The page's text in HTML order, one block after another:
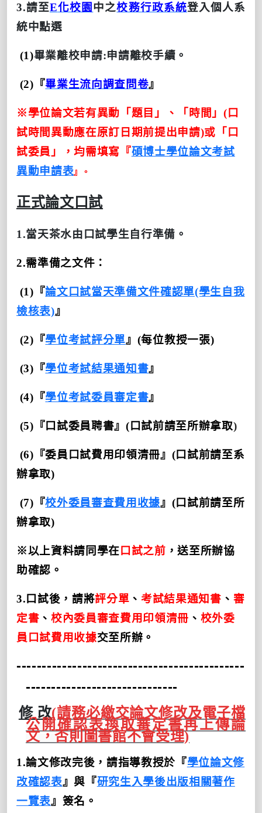
3.請至E化校園 中之校務行政系統登入個人系
統中點選
(1)畢業離校申請:申請離校手續。
(2) 『畢業生流向調查問卷』
※學位論文若有異動「題目」、「時間」(口
試時間異動應在原訂日期前提出申請)或「口
試委員」，均需填寫『碩博士學位論文考試
異動申請表 』。
正式論文口試
1.當天茶水由口試學生自行準備。
2.需準備之文件：
(1) 『論文口試當天準備文件確認單(學生自我
檢核表)』
(2) 『學位考試評分單』 (每位教授一張)
(3) 『學位考試結果通知書』
(4) 『學位考試委員審定書』
(5) 『口試委員聘書』(口試前請至所辦拿取)
(6) 『委員口試費用印領清冊』 (口試前請至系
辦拿取)
(7) 『校外委員審查費用收據』(口試前請至所
辦拿取)
※以上資料請同學在口試之前 ，送至所辦協
助確認。
3.口試後，請將評分單 、考試結果通知書 、 審
定書 、校內委員審查費用印領清冊 、 校外委
員口試費用收據交至所辦。
---------------------------------------------
------------------------------
修 改(請務必繳交論文修改及電子檔
公開確認表換取審定書再上傳論
文，否則圖書館不會受理)
1.論文修改完後，請指導教授於『學位論文修
改確認表』與『研究生入學後出版相關著作
一覽表』 簽名。